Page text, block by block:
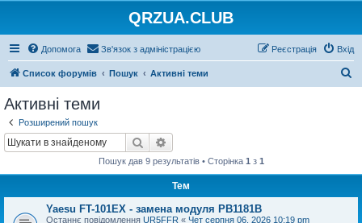
QRZUA.CLUB
Допомога Зв'язок з адміністрацією Вхід
Реєстрація
Список форумів Пошук Активні теми
Активні теми
Розширений пошук
Пошук
Пошук дав 9 результатів • Сторінка 1 з 1
Тем
Yaesu FT-101EX - замена модуля PB1181B
Останнє повідомлення UR5FFR « Чет серпня 06, 2026 10:19 pm